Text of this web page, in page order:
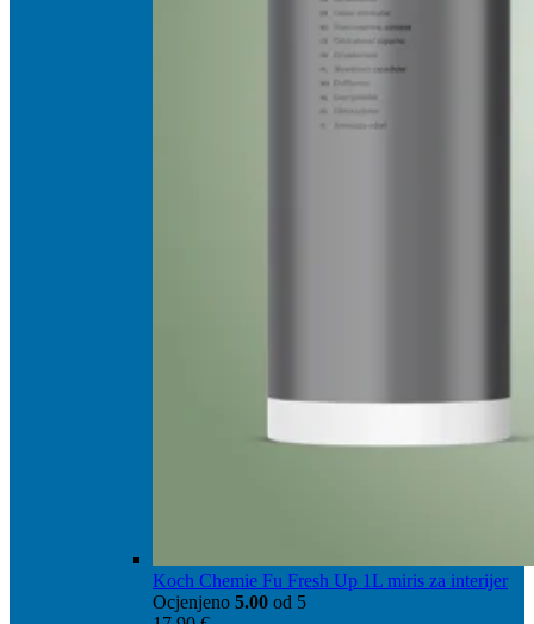
Koch Chemie Fu Fresh Up 1L miris za interijer
Ocjenjeno 5.00 od 5